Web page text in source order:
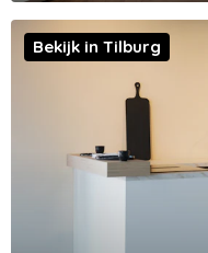
Bekijk in Tilburg